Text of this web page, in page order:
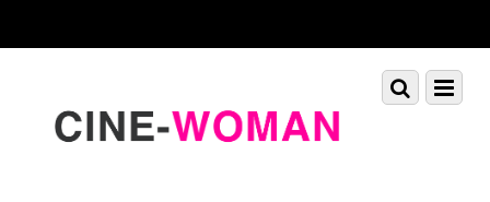
down
Menu
Scroll
down